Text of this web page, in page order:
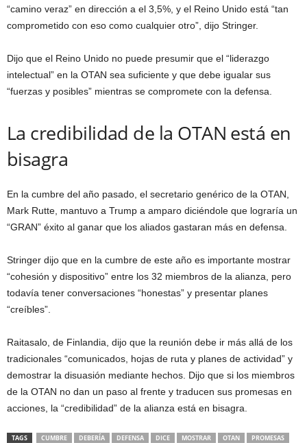
“camino veraz” en dirección a el 3,5%, y el Reino Unido está “tan
comprometido con eso como cualquier otro”, dijo Stringer.
Dijo que el Reino Unido no puede presumir que el “liderazgo
intelectual” en la OTAN sea suficiente y que debe igualar sus
“fuerzas y posibles” mientras se compromete con la defensa.
La credibilidad de la OTAN está en
bisagra
En la cumbre del año pasado, el secretario genérico de la OTAN,
Mark Rutte, mantuvo a Trump a amparo diciéndole que lograría un
“GRAN” éxito al ganar que los aliados gastaran más en defensa.
Stringer dijo que en la cumbre de este año es importante mostrar
“cohesión y dispositivo” entre los 32 miembros de la alianza, pero
todavía tener conversaciones “honestas” y presentar planes
“creíbles”.
Raitasalo, de Finlandia, dijo que la reunión debe ir más allá de los
tradicionales “comunicados, hojas de ruta y planes de actividad” y
demostrar la disuasión mediante hechos. Dijo que si los miembros
de la OTAN no dan un paso al frente y traducen sus promesas en
acciones, la “credibilidad” de la alianza está en bisagra.
TAGS CUMBRE DEBERÍA DEFENSA DICE MOSTRAR OTAN
PROMESAS